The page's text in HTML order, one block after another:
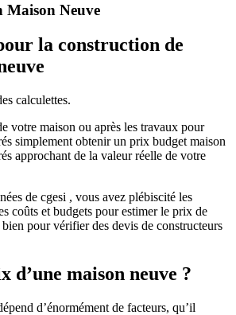
Neuve
la construction de
calculettes.
votre maison ou après les travaux pour
simplement obtenir un prix budget maison
approchant de la valeur réelle de votre
de cgesi , vous avez plébiscité les
coûts et budgets pour estimer le prix de
pour vérifier des devis de constructeurs
d’une maison neuve ?
d’énormément de facteurs, qu’il